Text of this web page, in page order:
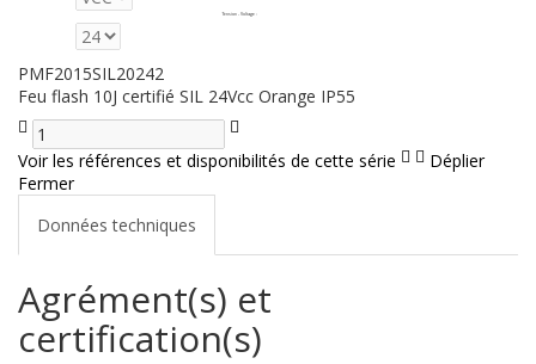
Tension - Voltage :
PMF2015SIL20242
Feu flash 10J certifié SIL 24Vcc Orange IP55
Voir les références et disponibilités de cette série
Déplier
Fermer
Données techniques
Agrément(s) et
certification(s)